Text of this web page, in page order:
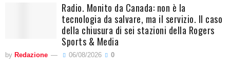
Radio. Monito da Canada: non è la
tecnologia da salvare, ma il servizio. Il caso
della chiusura di sei stazioni della Rogers
Sports & Media
by Redazione 06/08/2026 0